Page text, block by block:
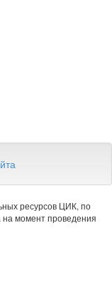
ресурсов ЦИК, по
момент проведения